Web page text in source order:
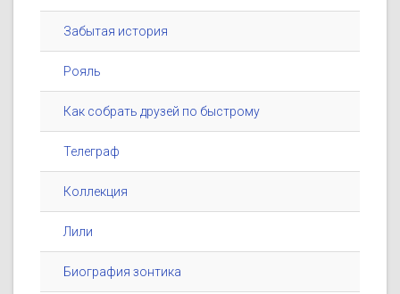
Забытая история
Рояль
Как собрать друзей по быстрому
Телеграф
Коллекция
Лили
Биография зонтика